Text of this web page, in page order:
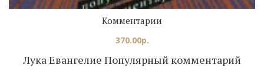
Лука Евангелие Популярный комментарий
Комментарии
370.00р.